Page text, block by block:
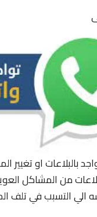
بالبلاعات او تغيير
من المشاكل
الي التسبب في تلف